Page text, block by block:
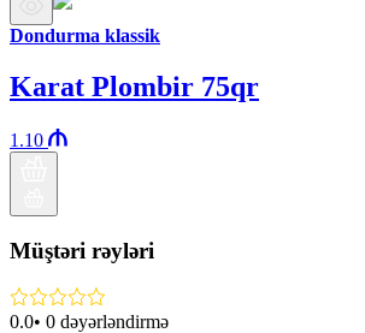
Dondurma klassik
Karat Plombir 75qr
1.10
Müştəri rəyləri
0.0• 0 dəyərləndirmə